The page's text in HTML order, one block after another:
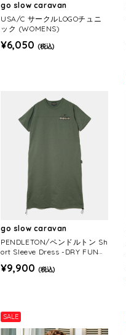
go slow caravan
USA/C サークルLOGOチュニ
ック (WOMENS)
¥6,050 (税込)
go slow caravan
PENDLETON/ペンドルトン Sh
ort Sleeve Dress -DRY FUNC
¥9,900 (税込)
SALE